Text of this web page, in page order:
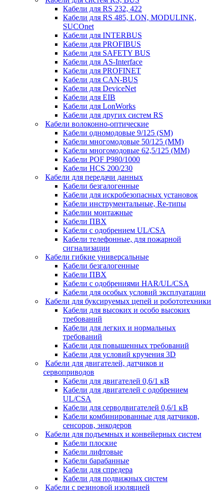
Кабели для RS 232, 422
Кабели для RS 485, LON, MODULINK,
SUCOnet
Кабели для INTERBUS
Кабели для PROFIBUS
Кабели для SAFETY BUS
Кабели для AS-Interface
Кабели для PROFINET
Кабели для CAN-BUS
Кабели для DeviceNet
Кабели для EIB
Кабели для LonWorks
Кабели для других систем RS
Кабели волоконно-оптические
Кабели одномодовые 9/125 (SM)
Кабели многомодовые 50/125 (ММ)
Кабели многомодовые 62,5/125 (ММ)
Кабели POF P980/1000
Кабели HCS 200/230
Кабели для передачи данных
Кабели безгалогенные
Кабели для искробезопасных установок
Кабели инструментальные, Re-типы
Кабелии монтажные
Кабели ПВХ
Кабели с одобрением UL/CSA
Кабели телефонные, для пожарной
сигнализации
Кабели гибкие универсальные
Кабели безгалогенные
Кабели ПВХ
Кабели с одобрениями HAR/UL/CSA
Кабели для особых условий эксплуатации
Кабели для буксируемых цепей и робототехники
Кабели для высоких и особо высоких
требований
Кабели для легких и нормальных
требований
Кабели для повышенных требований
Кабели для условий кручения 3D
Кабели для двигателей, датчиков и
сервоприводов
Кабели для двигателей 0,6/1 кВ
Кабели для двигателей с одобрением
UL/CSA
Кабели для серводвигателей 0,6/1 кВ
Кабели комбинированные для датчиков,
cенсоров, энкодеров
Кабели для подъемных и конвейерных систем
Кабели плоские
Кабели лифтовые
Кабели барабанные
Кабели для спредера
Кабели для подвижных систем
Кабели с резиновой изоляцией